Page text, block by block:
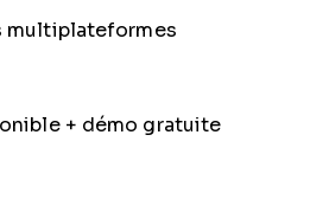
multiplateformes
+ démo gratuite